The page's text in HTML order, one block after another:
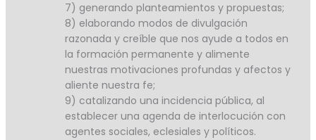
7) generando planteamientos y propuestas;
8) elaborando modos de divulgación
razonada y creíble que nos ayude a todos en
la formación permanente y alimente
nuestras motivaciones profundas y afectos y
aliente nuestra fe;
9) catalizando una incidencia pública, al
establecer una agenda de interlocución con
agentes sociales, eclesiales y políticos.